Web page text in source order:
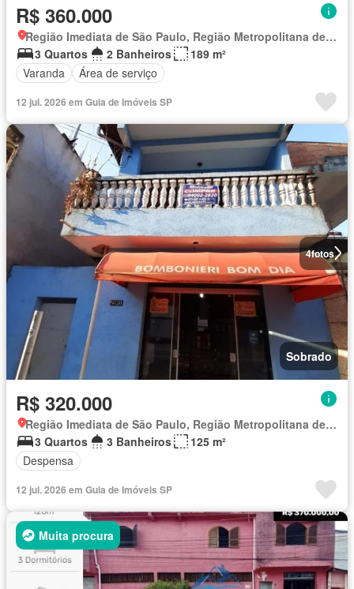
R$ 360.000
Região Imediata de São Paulo, Região Metropolitana de São Paulo
3 Quartos
2 Banheiros
189 m²
Varanda
Área de serviço
12 jul. 2026 em Guia de Imóveis SP
4fotos
Sobrado
R$ 320.000
Região Imediata de São Paulo, Região Metropolitana de São Paulo
3 Quartos
3 Banheiros
125 m²
Despensa
12 jul. 2026 em Guia de Imóveis SP
Muita procura